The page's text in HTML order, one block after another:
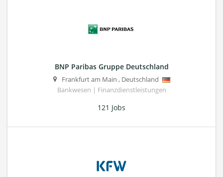
BNP Paribas Gruppe Deutschland
Frankfurt am Main , Deutschland
Bankwesen | Finanzdienstleistungen
121 Jobs